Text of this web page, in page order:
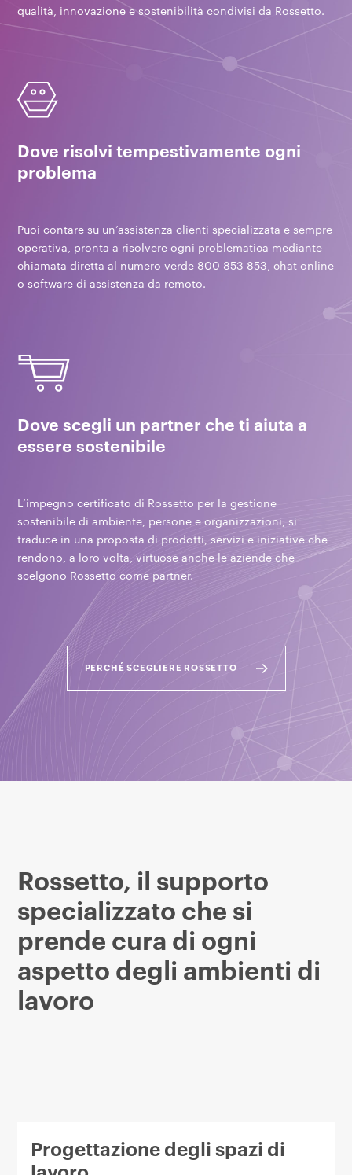
qualità, innovazione e sostenibilità condivisi da Rossetto.
Dove risolvi tempestivamente ogni
problema
Puoi contare su un’assistenza clienti specializzata e sempre
operativa, pronta a risolvere ogni problematica mediante
chiamata diretta al numero verde 800 853 853, chat online
o software di assistenza da remoto.
Dove scegli un partner che ti aiuta a
essere sostenibile
L’impegno certificato di Rossetto per la gestione
sostenibile di ambiente, persone e organizzazioni, si
traduce in una proposta di prodotti, servizi e iniziative che
rendono, a loro volta, virtuose anche le aziende che
scelgono Rossetto come partner.
PERCHÉ SCEGLIERE ROSSETTO
Rossetto, il supporto
specializzato che si
prende cura di ogni
aspetto degli ambienti di
lavoro
Progettazione degli spazi di